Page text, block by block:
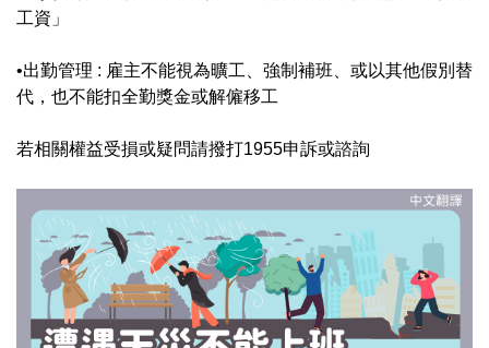
工資」
•出勤管理 : 雇主不能視為曠工、強制補班、或以其他假別替
代，也不能扣全勤獎金或解僱移工
若相關權益受損或疑問請撥打1955申訴或諮詢